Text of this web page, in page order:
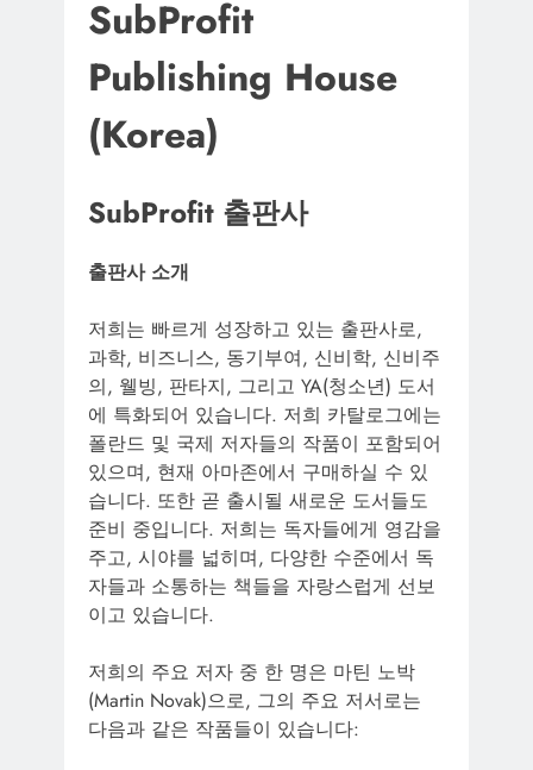
SubProfit
Publishing House
(Korea)
SubProfit 출판사
출판사 소개
저희는 빠르게 성장하고 있는 출판사로,
과학, 비즈니스, 동기부여, 신비학, 신비주
의, 웰빙, 판타지, 그리고 YA(청소년) 도서
에 특화되어 있습니다. 저희 카탈로그에는
폴란드 및 국제 저자들의 작품이 포함되어
있으며, 현재 아마존에서 구매하실 수 있
습니다. 또한 곧 출시될 새로운 도서들도
준비 중입니다. 저희는 독자들에게 영감을
주고, 시야를 넓히며, 다양한 수준에서 독
자들과 소통하는 책들을 자랑스럽게 선보
이고 있습니다.
저희의 주요 저자 중 한 명은 마틴 노박
(Martin Novak)으로, 그의 주요 저서로는
다음과 같은 작품들이 있습니다: